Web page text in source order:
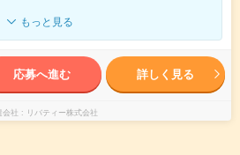
もっと見る
応募へ進む 詳しく見る
社 リバティー株式会社